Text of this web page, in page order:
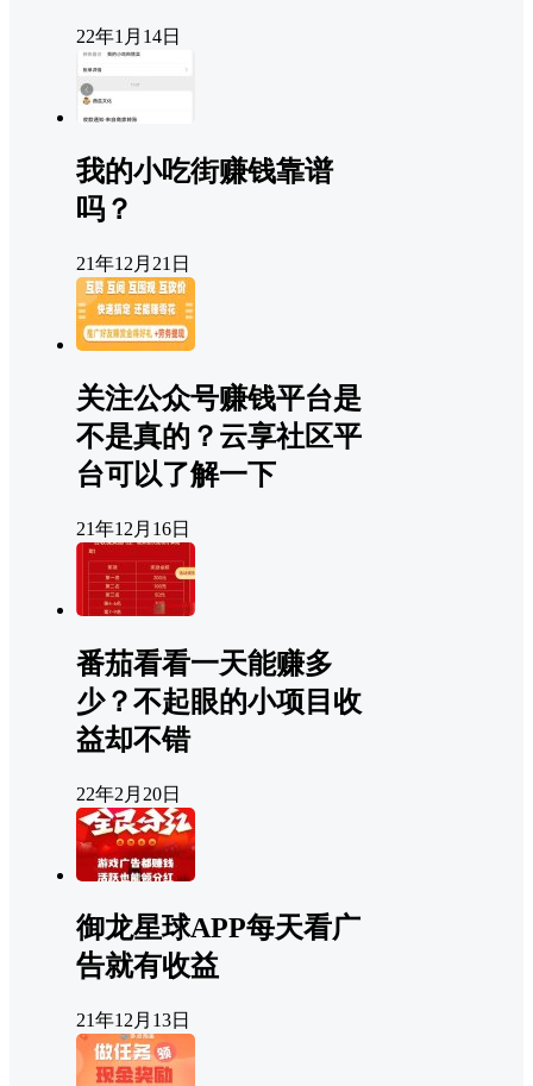
22年1月14日
我的小吃街赚钱靠谱
吗？
21年12月21日
关注公众号赚钱平台是
不是真的？云享社区平
台可以了解一下
21年12月16日
番茄看看一天能赚多
少？不起眼的小项目收
益却不错
22年2月20日
御龙星球APP每天看广
告就有收益
21年12月13日